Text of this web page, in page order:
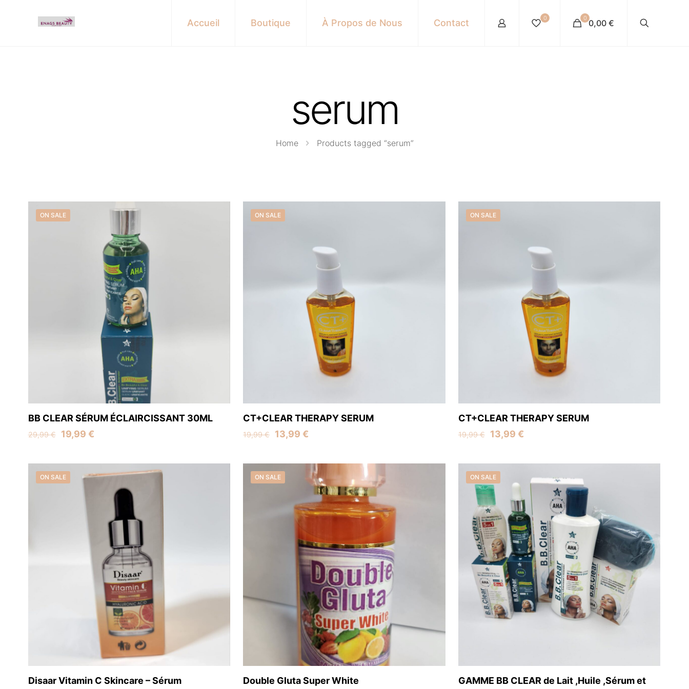
Accueil Boutique À Propos de Nous Contact 0 0 0,00 €
serum
Home Products tagged “serum”
ON SALE
BB CLEAR SÉRUM ÉCLAIRCISSANT 30ML
29,99€
Original
was:
29,99 €.
19,99 €Current
is:
19,99 €.
ON SALE
CT+CLEAR THERAPY SERUM
19,99€
Original
was:
19,99 €.
13,99€
is:
13,99 €.
ON SALE
CT+CLEAR THERAPY SERUM
19,99€
Original
was:
19,99 €.
13,99 €Current
is:
13,99 €.
ON SALE
Disaar Vitamin C Skincare – Sérum
ON SALE
Double Gluta Super White
ON SALE
GAMME BB CLEAR de Lait ,Huile ,Sérum et